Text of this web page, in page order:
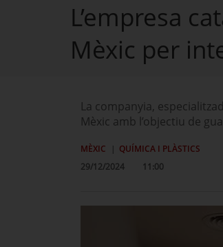
L’empresa
Mèxic per
La companyia,
Mèxic amb l’objectiu de
MÈXIC
QUÍMICA I PLÀSTICS
29/12/2024
11:00